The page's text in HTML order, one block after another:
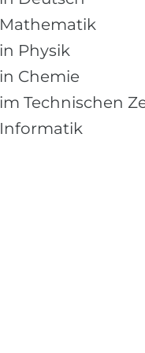
Physik
Chemie
Technischen